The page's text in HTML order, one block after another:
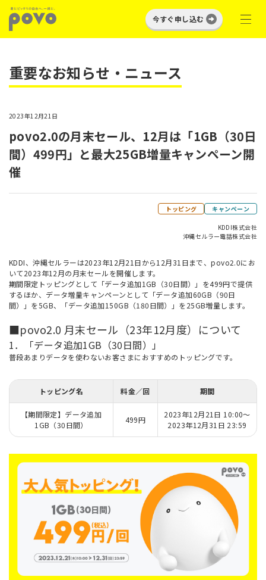
今すぐ申し込む
重要なお知らせ・ニュース
2023年12月21日
povo2.0の月末セール、12月は「1GB（30日
間）499円」と最大25GB増量キャンペーン開
催
トッピング キャンペーン
KDDI株式会社
沖縄セルラー電話株式会社
KDDI、沖縄セルラーは2023年12月21日から12月31日まで、povo2.0にお
いて2023年12月の月末セールを開催します。
期間限定トッピングとして「データ追加1GB（30日間）」を499円で提供
するほか、データ増量キャンペーンとして「データ追加60GB（90日
間）」を5GB、「データ追加150GB（180日間）」を25GB増量します。
■povo2.0 月末セール（23年12月度）について
1．「データ追加1GB（30日間）」
普段あまりデータを使わないお客さまにおすすめのトッピングです。
トッピング名 料金／回 期間
【期間限定】データ追加
1GB（30日間）
499円
2023年12月21日 10:00～
2023年12月31日 23:59